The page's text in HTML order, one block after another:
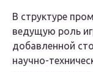
В структуре
ведущую роль
добавленной
научно-